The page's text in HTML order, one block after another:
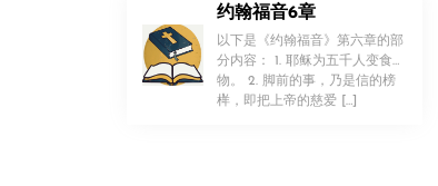
约翰福音6章
以下是《约翰福音》第六章的部
分内容： 1. 耶稣为五千人变食
物。 2. 脚前的事，乃是信的榜
样，即把上帝的慈爱 […]
！